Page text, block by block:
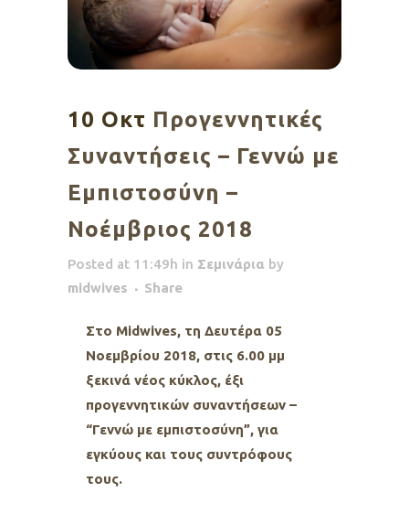
10 Οκτ Προγεννητικές
Συναντήσεις – Γεννώ με
Εμπιστοσύνη –
Νοέμβριος 2018
Posted at 11:49h in Σεμινάρια by
midwives
Share
Στο Midwives, τη Δευτέρα 05
Νοεμβρίου 2018, στις 6.00 μμ
ξεκινά νέος κύκλος, έξι
προγεννητικών συναντήσεων –
“Γεννώ με εμπιστοσύνη”, για
εγκύους και τους συντρόφους
τους.